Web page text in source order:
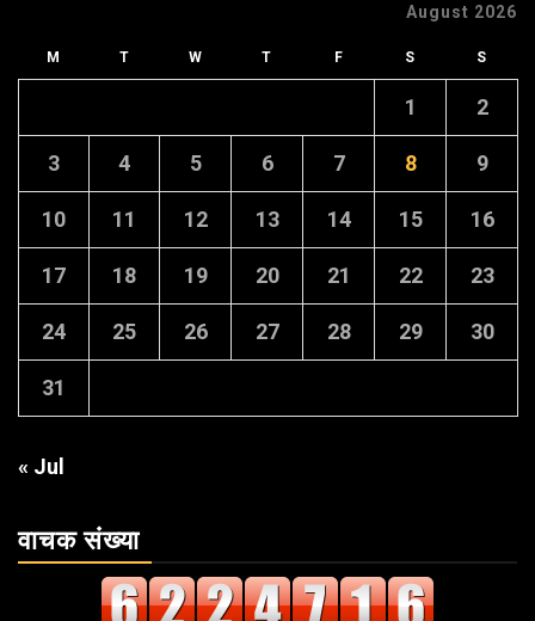
August 2026
M T W T F S S
1 2
3 4 5 6 7 8 9
10 11 12 13 14 15 16
17 18 19 20 21 22 23
24 25 26 27 28 29 30
31
« Jul
वाचक संख्या